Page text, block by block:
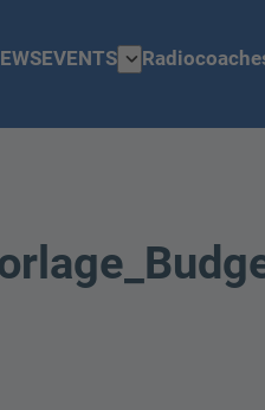
EVENTS expand_more